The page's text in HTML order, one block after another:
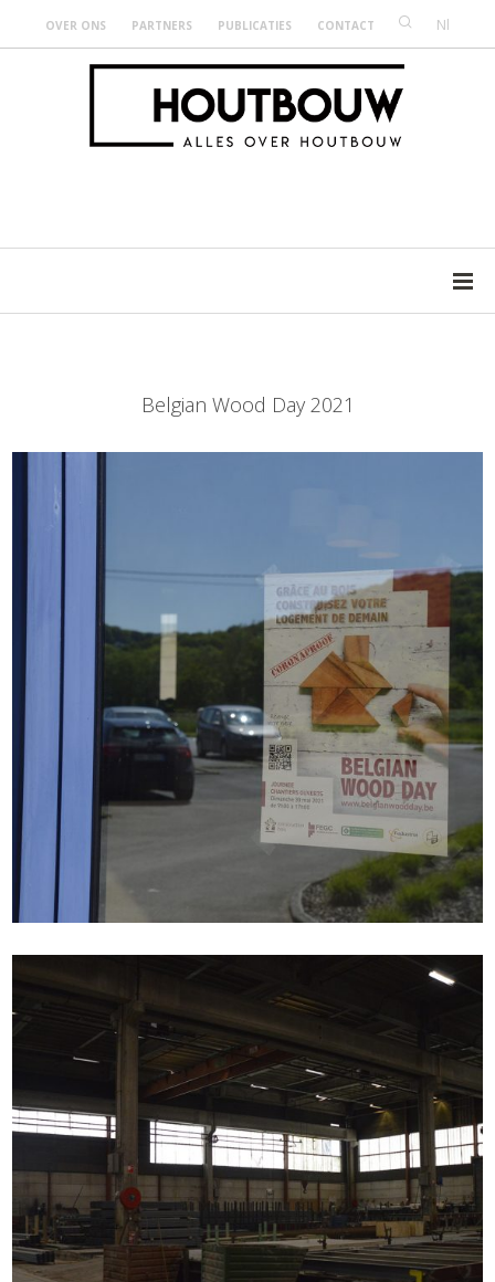
OVER ONS PARTNERS PUBLICATIES CONTACT Nl
Belgian Wood Day 2021